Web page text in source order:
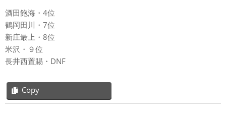
酒田飽海・4位
鶴岡田川・7位
新庄最上・8位
米沢・９位
長井西置賜・DNF
Copy